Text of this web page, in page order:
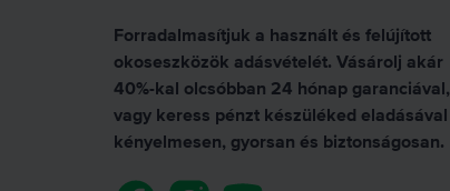
Forradalmasítjuk a használt és felújított
okoseszközök adásvételét. Vásárolj akár
40%-kal olcsóbban 24 hónap garanciával,
vagy keress pénzt készüléked eladásával
kényelmesen, gyorsan és biztonságosan.